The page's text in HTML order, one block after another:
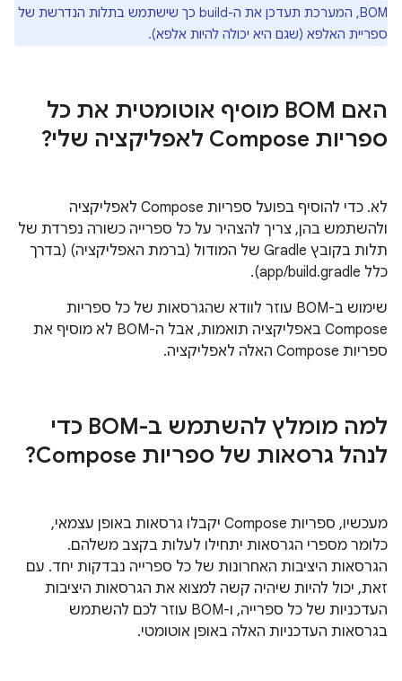
BOM, המערכת תעדכן את ה-build כך שישתמש בתלות הנדרשת של
ספריית האלפא (שגם היא יכולה להיות אלפא).
האם BOM מוסיף אוטומטית את כל
ספריות Compose לאפליקציה שלי?
לא. כדי להוסיף בפועל ספריות Compose לאפליקציה
ולהשתמש בהן, צריך להצהיר על כל ספרייה כשורה נפרדת של
תלות בקובץ Gradle של המודול (ברמת האפליקציה) (בדרך
כלל app/build.gradle).
שימוש ב-BOM עוזר לוודא שהגרסאות של כל ספריות
Compose באפליקציה תואמות, אבל ה-BOM לא מוסיף את
ספריות Compose האלה לאפליקציה.
למה מומלץ להשתמש ב-BOM כדי
לנהל גרסאות של ספריות Compose?
מעכשיו, ספריות Compose יקבלו גרסאות באופן עצמאי,
כלומר מספרי הגרסאות יתחילו לעלות בקצב משלהם.
הגרסאות היציבות האחרונות של כל ספרייה נבדקות יחד. עם
זאת, יכול להיות שיהיה קשה למצוא את הגרסאות היציבות
העדכניות של כל ספרייה, ו-BOM עוזר לכם להשתמש
בגרסאות העדכניות האלה באופן אוטומטי.